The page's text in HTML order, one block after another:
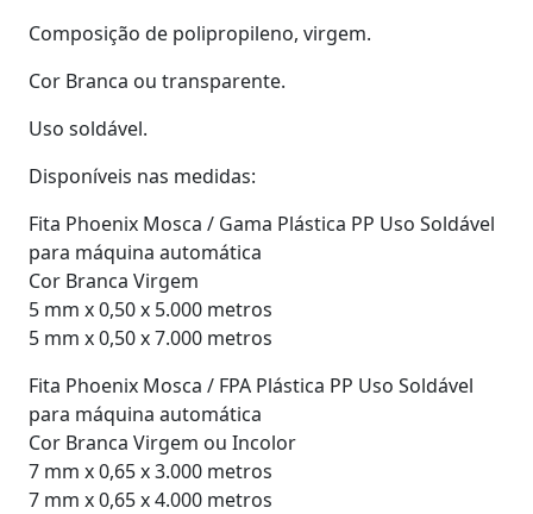
Composição de polipropileno, virgem.
Cor Branca ou transparente.
Uso soldável.
Disponíveis nas medidas:
Fita Phoenix Mosca / Gama Plástica PP Uso Soldável
para máquina automática
Cor Branca Virgem
5 mm x 0,50 x 5.000 metros
5 mm x 0,50 x 7.000 metros
Fita Phoenix Mosca / FPA Plástica PP Uso Soldável
para máquina automática
Cor Branca Virgem ou Incolor
7 mm x 0,65 x 3.000 metros
7 mm x 0,65 x 4.000 metros